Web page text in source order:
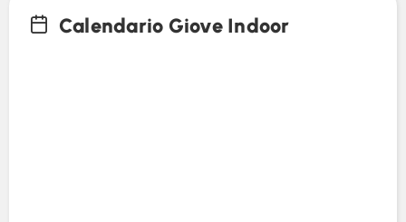
Calendario Giove Indoor